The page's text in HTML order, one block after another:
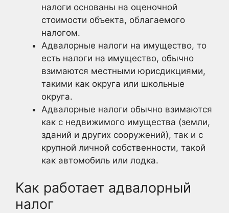
налоги основаны на оценочной
стоимости объекта, облагаемого
налогом.
Адвалорные налоги на имущество, то
есть налоги на имущество, обычно
взимаются местными юрисдикциями,
такими как округа или школьные
округа.
Адвалорные налоги обычно взимаются
как с недвижимого имущества (земли,
зданий и других сооружений), так и с
крупной личной собственности, такой
как автомобиль или лодка.
Как работает адвалорный
налог